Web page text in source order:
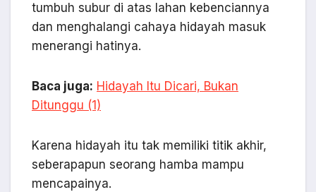
tumbuh subur di atas lahan kebenciannya
dan menghalangi cahaya hidayah masuk
menerangi hatinya.
Baca juga: Hidayah Itu Dicari, Bukan
Ditunggu (1)
Karena hidayah itu tak memiliki titik akhir,
seberapapun seorang hamba mampu
mencapainya.